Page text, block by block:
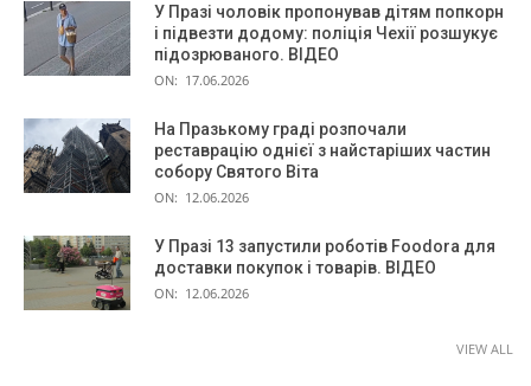
У Празі чоловік пропонував дітям попкорн
і підвезти додому: поліція Чехії розшукує
підозрюваного. ВІДЕО
ON: 17.06.2026
На Празькому граді розпочали
реставрацію однієї з найстаріших частин
собору Святого Віта
ON: 12.06.2026
У Празі 13 запустили роботів Foodora для
доставки покупок і товарів. ВІДЕО
ON: 12.06.2026
VIEW ALL